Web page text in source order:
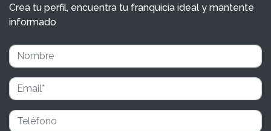
Crea tu perfil, encuentra tu franquicia ideal y mantente
informado